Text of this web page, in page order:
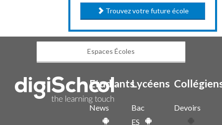
Trouvez votre future école
Espaces Écoles
Etudiants
News
Lycéens
Bac
ES
Devoirs